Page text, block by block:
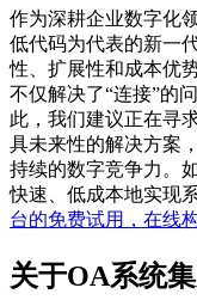
作为深耕企业数字化
低代码为代表的新一
性、扩展性和成本优
不仅解决了“连接”的
此，我们建议正在寻
具未来性的解决方案
持续的数字竞争力。
快速、低成本地实现
台的免费试用，在线
关于OA系统